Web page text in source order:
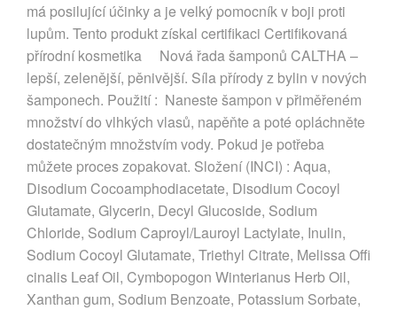
má posilující účinky a je velký pomocník v boji proti
lupům. Tento produkt získal certifikaci Certifikovaná
přírodní kosmetika Nová řada šamponů CALTHA –
lepší, zelenější, pěnivější. Síla přírody z bylin v nových
šamponech. Použití : Naneste šampon v přiměřeném
množství do vlhkých vlasů, napěňte a poté opláchněte
dostatečným množstvím vody. Pokud je potřeba
můžete proces zopakovat. Složení (INCI) : Aqua,
Disodium Cocoamphodiacetate, Disodium Cocoyl
Glutamate, Glycerin, Decyl Glucoside, Sodium
Chloride, Sodium Caproyl/Lauroyl Lactylate, Inulin,
Sodium Cocoyl Glutamate, Triethyl Citrate, Melissa Offi
cinalis Leaf Oil, Cymbopogon Winterianus Herb Oil,
Xanthan gum, Sodium Benzoate, Potassium Sorbate,